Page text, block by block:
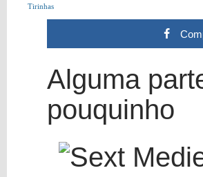
Tirinhas
Alguma
pouquinho